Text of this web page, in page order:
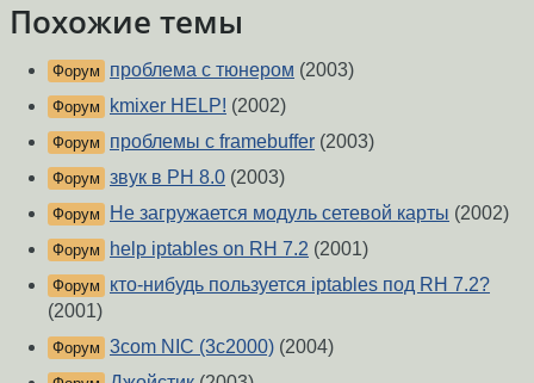
Похожие темы
Форум проблема с тюнером (2003)
Форум kmixer HELP! (2002)
Форум проблемы с framebuffer (2003)
Форум звук в РН 8.0 (2003)
Форум Не загружается модуль сетевой карты (2002)
Форум help iptables on RH 7.2 (2001)
Форум
кто-нибудь пользуется iptables под RH 7.2?
(2001)
Форум 3com NIC (3c2000) (2004)